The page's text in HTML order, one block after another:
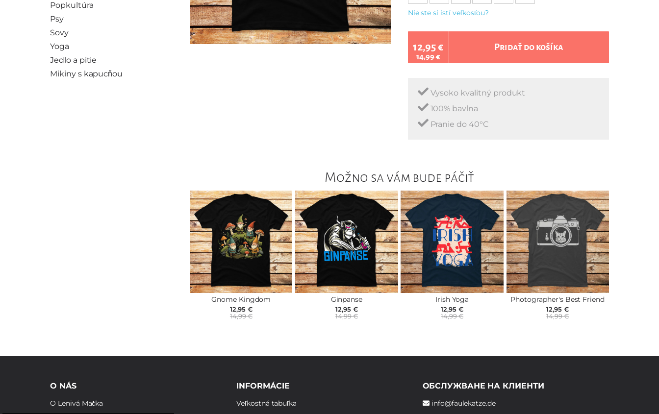
Popkultúra
Psy
Sovy
Yoga
Jedlo a pitie
Mikiny s kapucňou
Nie ste si istí veľkosťou?
12,95 €
14,99 €
Pridať do košíka
Vysoko kvalitný produkt
100% bavlna
Pranie do 40°C
Možno sa vám bude páčiť
Gnome Kingdom
12,95 €
14,99 €
Ginpanse
12,95 €
14,99 €
Irish Yoga
12,95 €
14,99 €
Photographer's Best Friend
12,95 €
14,99 €
O NÁS
O Lenivá Mačka
INFORMÁCIE
Veľkostná tabuľka
ОБСЛУЖВАНЕ НА КЛИЕНТИ
info@faulekatze.de